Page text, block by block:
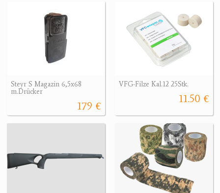
Steyr S Magazin 6,5x68
m.Drücker
179 €
VFG-Filze Kal.12 25Stk.
11.50 €